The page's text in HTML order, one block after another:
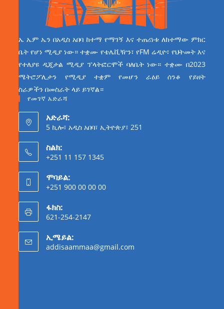
ኤ ኤም ኤን በአዲስ አበባ ከተማ የማገኝ እና ተጠሪነቱ ለከተማው ምክር
ቤት የሆነ ሚዲያ ነው። ተቋሙ የቴሌቪዥን፣ የFM ሬዲዮ፣ የህትመት እና
የተለያዩ ዲጂታል ሚዲያ ፕላትፎርሞች ባለቤት ነው። ተቋሙ በ2023
ሜትሮፖሊታን የሚዲያ ተቋም የመሆን ራዕይ ሰንቆ የይዘት
ስራዎችን በመስራት ላይ ይገኛል።
የመገኛ አድራሻ
አድራሻ:
5 ኪሎ፣ አዲስ አበባ፣ ኢትዮጵያ፣ 251
ስልክ:
+251 11 157 1345
ሞባይል:
+251 900 00 00 00
ፋክስ:
621-254-2147
ኢሜይል:
addisaammaa@gmail.com